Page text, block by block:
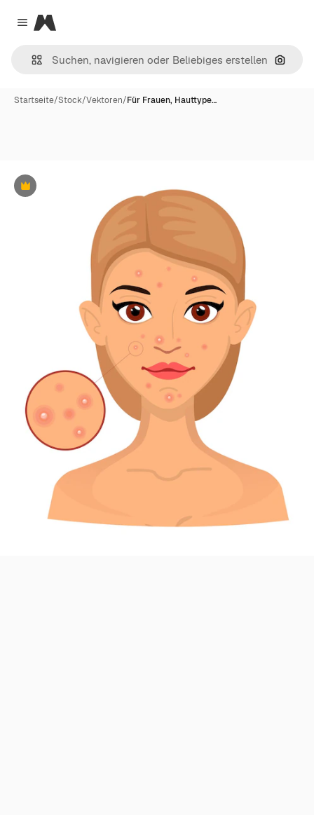
Close menu
Magnific
Nach
Startseite/Stock/Vektoren/Für Frauen, Hauttype…
Premium